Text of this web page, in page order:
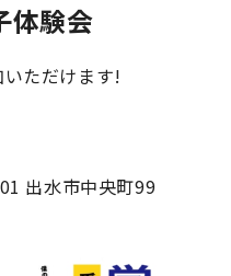
体験会
ただけます!
出水市中央町99